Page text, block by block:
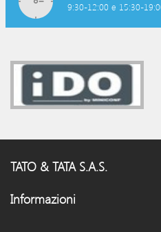
9:30-12:00 e 15:30-
TATO & TATA S.A.S.
Informazioni